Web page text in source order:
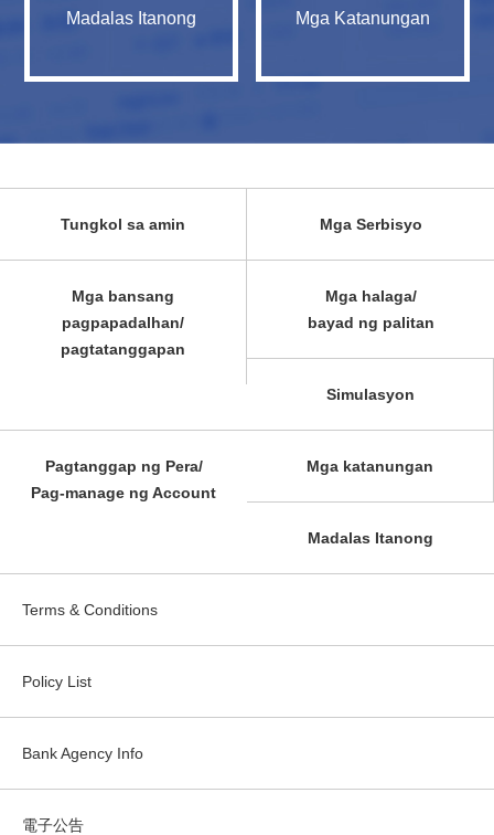
Madalas Itanong Mga Katanungan
Tungkol sa amin Mga Serbisyo
Mga bansang
pagpapadalhan/
pagtatanggapan
Mga halaga/
bayad ng palitan
Simulasyon
Pagtanggap ng Pera/
Pag-manage ng Account
Mga katanungan
Madalas Itanong
Terms & Conditions
Policy List
Bank Agency Info
電子公告